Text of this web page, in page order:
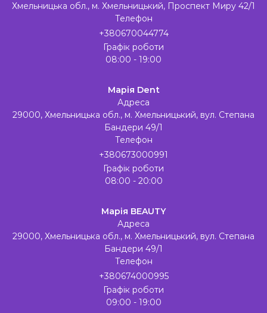
Хмельницька обл., м. Хмельницький, Проспект Миру 42/1
Телефон
+380670044774
Графік роботи
08:00 - 19:00
Марія Dent
Адреса
29000, Хмельницька обл., м. Хмельницький, вул. Степана
Бандери 49/1
Телефон
+380673000991
Графік роботи
08:00 - 20:00
Марія BEAUTY
Адреса
29000, Хмельницька обл., м. Хмельницький, вул. Степана
Бандери 49/1
Телефон
+380674000995
Графік роботи
09:00 - 19:00